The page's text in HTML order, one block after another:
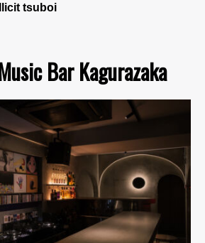
tsuboi
Bar Kagurazaka